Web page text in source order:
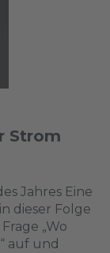
Strom
Jahres Eine
dieser Folge
„Wo
auf und